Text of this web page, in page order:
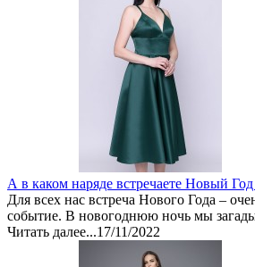
А в каком наряде встречаете Новый
Для всех нас встреча Нового Года –
событие. В новогоднюю ночь мы
Читать далее...17/11/2022